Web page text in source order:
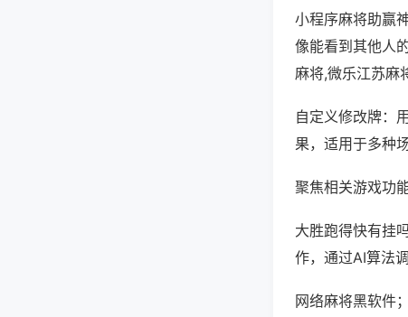
小程序麻将助赢
像能看到其他人
麻将,微乐江苏麻
自定义修改牌：
果，适用于多种
聚焦相关游戏功
大胜跑得快有挂
作，通过AI算法
网络麻将黑软件